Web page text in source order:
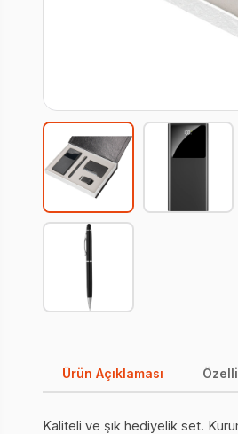
Ürün Açıklaması
Kaliteli ve şık hediyelik set.